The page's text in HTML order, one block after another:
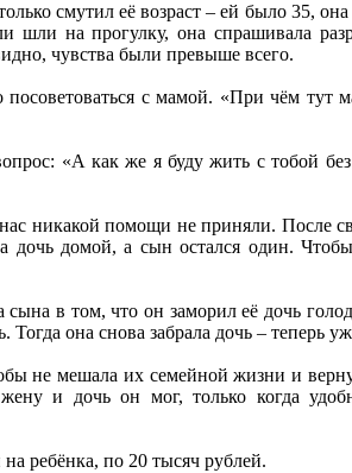
смутил её возраст – ей было 35,
шли на прогулку, она спрашивала
чувства были превыше всего.
посоветоваться с мамой. «При чём тут
«А как же я буду жить с тобой
никакой помощи не приняли. После
дочь домой, а сын остался один.
в том, что он заморил её дочь
она снова забрала дочь – теперь
не мешала их семейной жизни и
и дочь он мог, только когда
ребёнка, по 20 тысяч рублей.